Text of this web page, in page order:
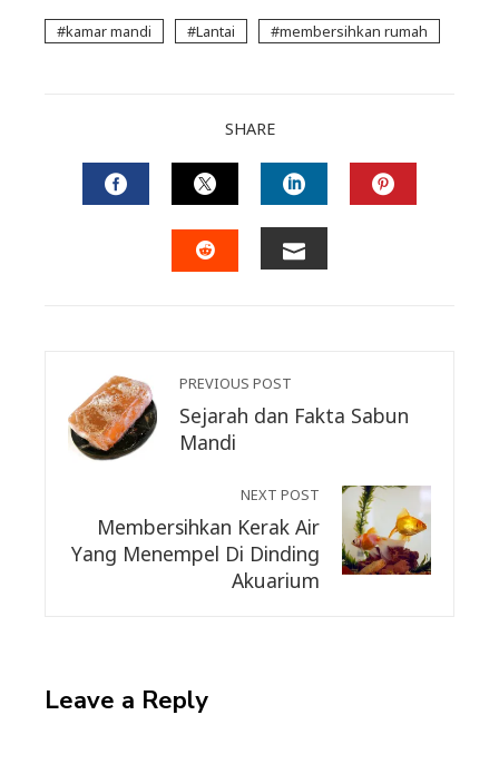
kamar mandi Lantai membersihkan rumah
SHARE
FACEBOOKTWITTERLINKEDIN
PREVIOUS POST
Sejarah dan Fakta Sabun
Mandi
NEXT POST
Membersihkan Kerak Air
Yang Menempel Di Dinding
Akuarium
Leave a Reply